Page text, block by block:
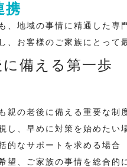
携
、地域の事情に精通した
、お客様のご家族にとって
備える第一歩
親の老後に備える重要な制
し、早めに対策を始めたい
的なサポートを求める場合
望、ご家族の事情を総合